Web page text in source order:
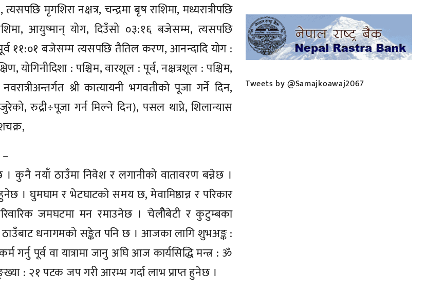
मृगशिरा नक्षत्र, चन्द्रमा बृष राशिमा, मध्यरात्रीपछि
आयुष्मान् योग, दिउँसो ०३:१६ बजेसम्म, त्यसपछि
११:०१ बजेसम्म त्यसपछि तैतिल करण, आनन्दादि योग :
योगिनीदिशा : पश्चिम, वारशूल : पूर्व, नक्षत्रशूल : पश्चिम,
श्री कात्यायनी भगवतीको पूजा गर्ने दिन,
रुद्री÷पूजा गर्न मिल्ने दिन), पसल थाप्ने, शिलान्यास
। कुनै नयाँ ठाउँमा निवेश र लगानीको वातावरण बन्नेछ ।
। घुमघाम र भेटघाटको समय छ, मेवामिष्ठान्न र परिकार
जमघटमा मन रमाउनेछ । चेलीेबेटी र कुटुम्बका
धनागमको सङ्केत पनि छ । आजका लागि शुभअङ्क :
पूर्व वा यात्रामा जानु अघि आज कार्यसिद्धि मन्त्र : ॐ
: २१ पटक जप गरी आरम्भ गर्दा लाभ प्राप्त हुनेछ ।
Tweets by @Samajkoawaj2067